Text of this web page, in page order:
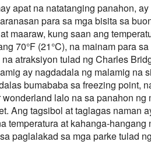
apat na natatanging panahon, ay
para sa mga bisita sa
maaraw, kung saan ang
70°F (21°C), na mainam para sa
atraksiyon tulad ng Charles
ay nagdadala ng malamig na
bumababa sa freezing point,
lalo na sa panahon ng
Ang tagsibol at taglagas naman
temperatura at kahanga-hangang
paglalakad sa mga parke tulad